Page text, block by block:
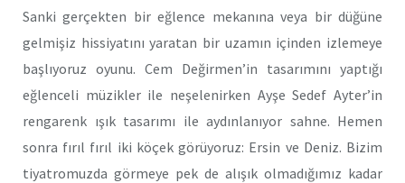
Sanki gerçekten bir eğlence mekanına veya bir düğüne
gelmişiz hissiyatını yaratan bir uzamın içinden izlemeye
başlıyoruz oyunu. Cem Değirmen’in tasarımını yaptığı
eğlenceli müzikler ile neşelenirken Ayşe Sedef Ayter’in
rengarenk ışık tasarımı ile aydınlanıyor sahne. Hemen
sonra fırıl fırıl iki köçek görüyoruz: Ersin ve Deniz. Bizim
tiyatromuzda görmeye pek de alışık olmadığımız kadar